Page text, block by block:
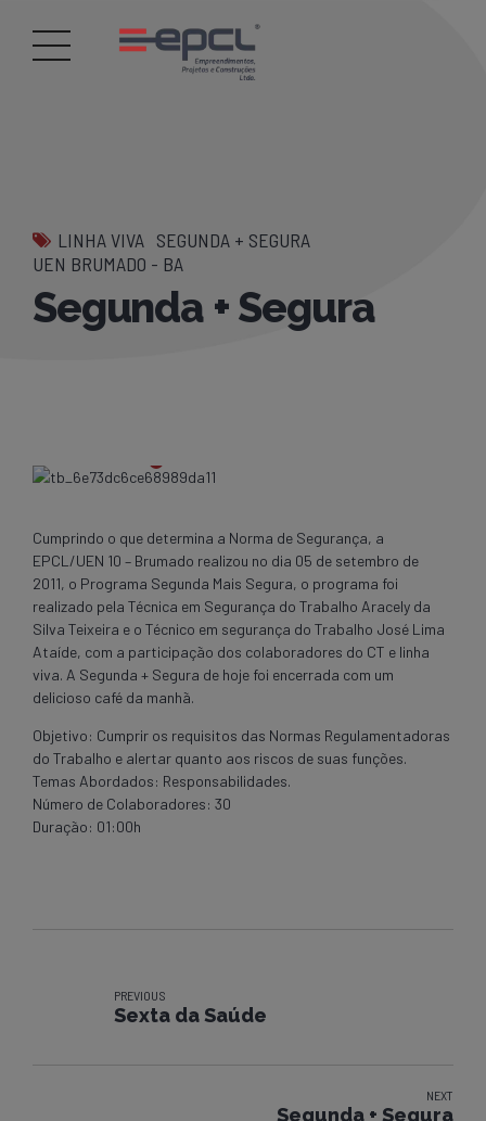
LINHA VIVA SEGUNDA + SEGURA
UEN BRUMADO - BA
Segunda + Segura
Cumprindo o que determina a Norma de Segurança, a
EPCL/UEN 10 – Brumado realizou no dia 05 de setembro de
2011, o Programa Segunda Mais Segura, o programa foi
realizado pela Técnica em Segurança do Trabalho Aracely da
Silva Teixeira e o Técnico em segurança do Trabalho José Lima
Ataíde, com a participação dos colaboradores do CT e linha
viva. A Segunda + Segura de hoje foi encerrada com um
delicioso café da manhã.
Objetivo: Cumprir os requisitos das Normas Regulamentadoras
do Trabalho e alertar quanto aos riscos de suas funções.
Temas Abordados: Responsabilidades.
Número de Colaboradores: 30
Duração: 01:00h
PREVIOUS
Sexta da Saúde
NEXT
Segunda + Segura